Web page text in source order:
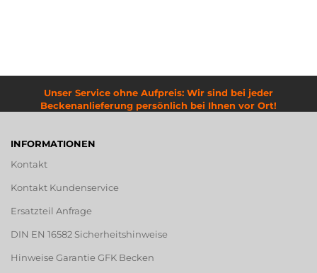
Unser Service ohne Aufpreis: Wir sind bei jeder
Beckenanlieferung persönlich bei Ihnen vor Ort!
INFORMATIONEN
Kontakt
Kontakt Kundenservice
Ersatzteil Anfrage
DIN EN 16582 Sicherheitshinweise
Hinweise Garantie GFK Becken